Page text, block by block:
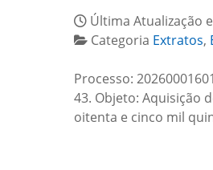
Última Atualização
Categoria Extratos,
Processo:
43. Objeto: Aquisição
oitenta e cinco mil